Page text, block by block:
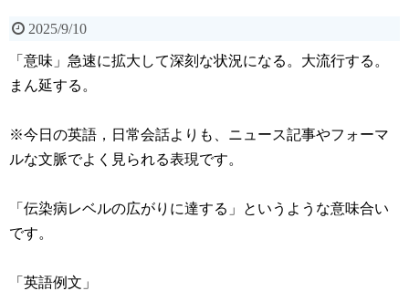
2025/9/10
「意味」急速に拡大して深刻な状況になる。大流行する。
まん延する。
※今日の英語，日常会話よりも、ニュース記事やフォーマ
ルな文脈でよく見られる表現です。
「伝染病レベルの広がりに達する」というような意味合い
です。
「英語例文」